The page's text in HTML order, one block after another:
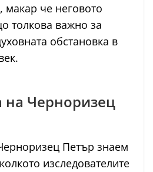
макар че неговото
толкова важно за
обстановка в
на Черноризец
Петър знаем
изследователите